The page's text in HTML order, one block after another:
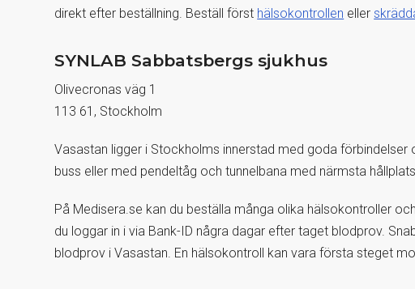
direkt efter beställning. Beställ först hälsokontrollen eller
SYNLAB Sabbatsbergs sjukhus
Olivecronas väg 1
113 61, Stockholm
Vasastan ligger i Stockholms innerstad med goda
buss eller med pendeltåg och tunnelbana med närmsta
På Medisera.se kan du beställa många olika hälsokontroller
du loggar in i via Bank-ID några dagar efter taget blodprov.
blodprov i Vasastan. En hälsokontroll kan vara första steget